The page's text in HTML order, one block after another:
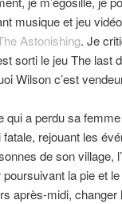
musique et jeu
Astonishing. Je
sorti le jeu The last
Wilson c’est
qui a perdu sa
rejouant les
de son village,
la pie et
après-midi, changer